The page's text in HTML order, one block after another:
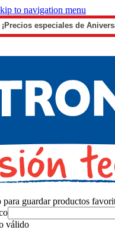
to navigation menu
¡Precios especiales de
para guardar productos
válido